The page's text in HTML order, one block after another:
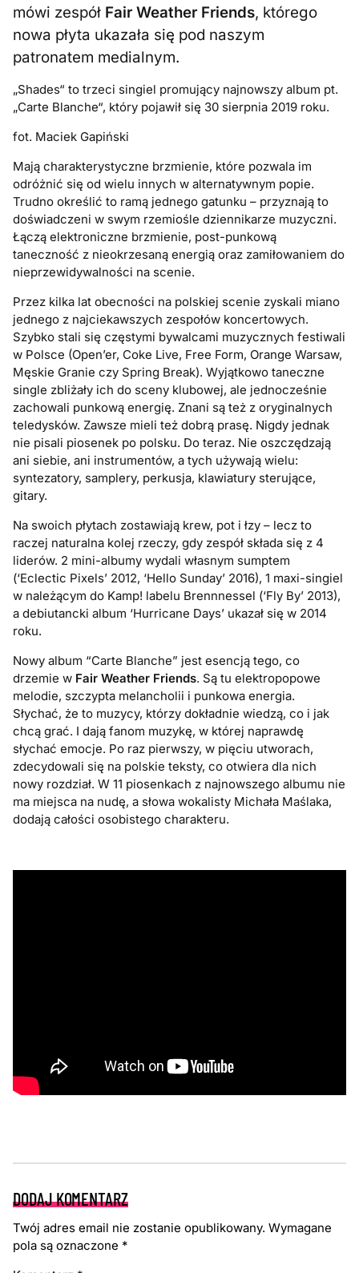
mówi zespół Fair Weather Friends, którego
nowa płyta ukazała się pod naszym
patronatem medialnym.
„Shades“ to trzeci singiel promujący najnowszy album pt.
„Carte Blanche“, który pojawił się 30 sierpnia 2019 roku.
fot. Maciek Gapiński
Mają charakterystyczne brzmienie, które pozwala im
odróżnić się od wielu innych w alternatywnym popie.
Trudno określić to ramą jednego gatunku – przyznają to
doświadczeni w swym rzemiośle dziennikarze muzyczni.
Łączą elektroniczne brzmienie, post-punkową
taneczność z nieokrzesaną energią oraz zamiłowaniem do
nieprzewidywalności na scenie.
Przez kilka lat obecności na polskiej scenie zyskali miano
jednego z najciekawszych zespołów koncertowych.
Szybko stali się częstymi bywalcami muzycznych festiwali
w Polsce (Open’er, Coke Live, Free Form, Orange Warsaw,
Męskie Granie czy Spring Break). Wyjątkowo taneczne
single zbliżały ich do sceny klubowej, ale jednocześnie
zachowali punkową energię. Znani są też z oryginalnych
teledysków. Zawsze mieli też dobrą prasę. Nigdy jednak
nie pisali piosenek po polsku. Do teraz. Nie oszczędzają
ani siebie, ani instrumentów, a tych używają wielu:
syntezatory, samplery, perkusja, klawiatury sterujące,
gitary.
Na swoich płytach zostawiają krew, pot i łzy – lecz to
raczej naturalna kolej rzeczy, gdy zespół składa się z 4
liderów. 2 mini-albumy wydali własnym sumptem
(‘Eclectic Pixels’ 2012, ‘Hello Sunday’ 2016), 1 maxi-singiel
w należącym do Kamp! labelu Brennnessel (‘Fly By’ 2013),
a debiutancki album ‘Hurricane Days’ ukazał się w 2014
roku.
Nowy album “Carte Blanche” jest esencją tego, co
drzemie w Fair Weather Friends. Są tu elektropopowe
melodie, szczypta melancholii i punkowa energia.
Słychać, że to muzycy, którzy dokładnie wiedzą, co i jak
chcą grać. I dają fanom muzykę, w której naprawdę
słychać emocje. Po raz pierwszy, w pięciu utworach,
zdecydowali się na polskie teksty, co otwiera dla nich
nowy rozdział. W 11 piosenkach z najnowszego albumu nie
ma miejsca na nudę, a słowa wokalisty Michała Maślaka,
dodają całości osobistego charakteru.
DODAJ KOMENTARZ
Twój adres email nie zostanie opublikowany. Wymagane
pola są oznaczone *